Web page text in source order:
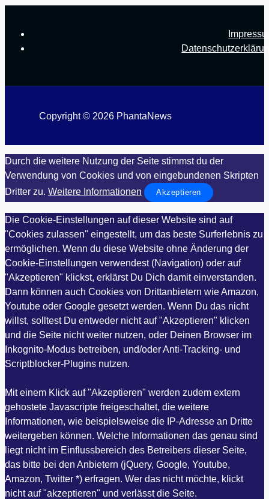
Copyright © 2026 PhantaNews
Durch die weitere Nutzung der Seite stimmst du der
Verwendung von Cookies und von eingebundenen Skripten
Dritter zu. Weitere Informationen Akzeptieren
Die Cookie-Einstellungen auf dieser Website sind auf
"Cookies zulassen" eingestellt, um das beste Surferlebnis zu
ermöglichen. Wenn du diese Website ohne Änderung der
Cookie-Einstellungen verwendest (Navigation) oder auf
"Akzeptieren" klickst, erklärst Du Dich damit einverstanden.
Dann können auch Cookies von Drittanbietern wie Amazon,
Youtube oder Google gesetzt werden. Wenn Du das nicht
willst, solltest Du entweder nicht auf "Akzeptieren" klicken
und die Seite nicht weiter nutzen, oder Deinen Browser im
Inkognito-Modus betreiben, und/oder Anti-Tracking- und
Scriptblocker-Plugins nutzen.
Mit einem Klick auf "Akzeptieren" werden zudem extern
gehostete Javascripte freigeschaltet, die weitere
Informationen, wie beispielsweise die IP-Adresse an Dritte
weitergeben können. Welche Informationen das genau sind
liegt nicht im Einflussbereich des Betreibers dieser Seite,
das bitte bei den Anbietern (jQuery, Google, Youtube,
Amazon, Twitter *) erfragen. Wer das nicht möchte, klickt
nicht auf "akzeptieren" und verlässt die Seite.